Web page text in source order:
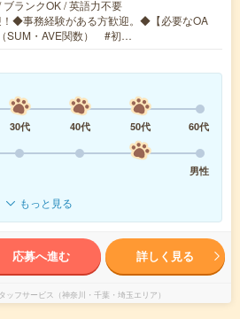
ランクOK / 英語力不要
◆事務経験がある方歓迎。◆【必要なOA
SUM・AVE関数） #初…
30代 40代 50代
60代
男性
もっと見る
応募へ進む 詳しく見る
ッフサービス（神奈川・千葉・埼玉エリア）